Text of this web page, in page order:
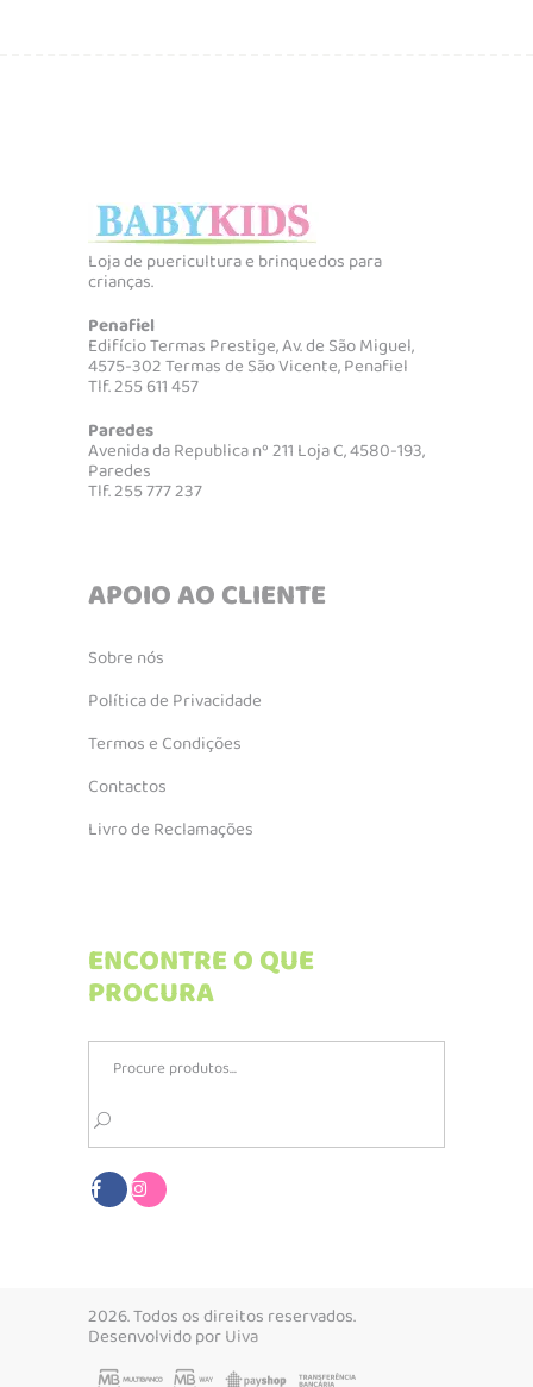
Loja de puericultura e brinquedos para
crianças.
Penafiel
Edifício Termas Prestige, Av. de São Miguel,
4575-302 Termas de São Vicente, Penafiel
Tlf. 255 611 457
Paredes
Avenida da Republica nº 211 Loja C, 4580-193,
Paredes
Tlf. 255 777 237
APOIO AO CLIENTE
Sobre nós
Política de Privacidade
Termos e Condições
Contactos
Livro de Reclamações
ENCONTRE O QUE
PROCURA
2026. Todos os direitos reservados.
Desenvolvido porUiva